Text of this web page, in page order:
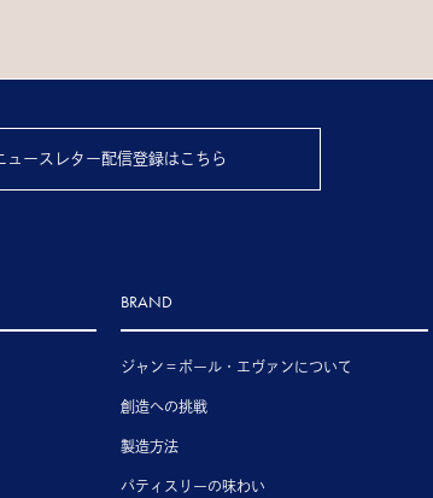
ュースレター配信登録はこちら
BRAND
ジャン＝ポール・エヴァンについて
創造への挑戦
製造方法
パティスリーの味わい